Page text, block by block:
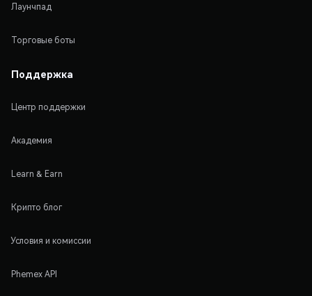
Лаунчпад
Торговые боты
Поддержка
Центр поддержки
Академия
Learn & Earn
Крипто блог
Условия и комиссии
Phemex API